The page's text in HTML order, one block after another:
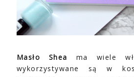
Masło Shea
ma wiele
wykorzystywane są w